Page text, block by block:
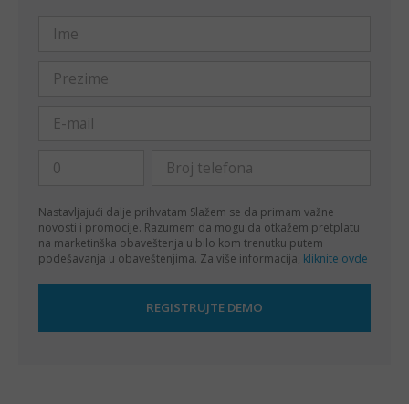
Nastavljajući dalje prihvatam Slažem se da primam važne
novosti i promocije. Razumem da mogu da otkažem pretplatu
na marketinška obaveštenja u bilo kom trenutku putem
podešavanja u obaveštenjima. Za više informacija, kliknite ovde